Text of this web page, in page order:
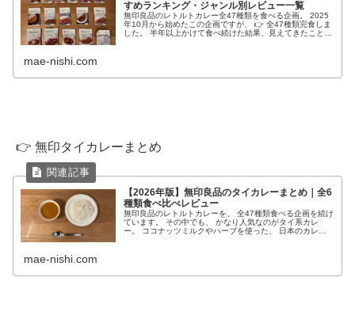
すめランキング・ジャンル別レビュー一覧
無印良品のレトルトカレー全47種類を食べる企画。 2025
年10月から始めたこの企画ですが、 👉 全47種類完食しま
した。 半年以上かけて食べ続けた結果、見えてきたことが
mae-nishi.com
👉 無印タイカレーまとめ
【2026年版】無印良品のタイカレーまとめ｜全6
種類食べ比べレビュー
無印良品のレトルトカレーを、 全47種類食べる企画を続け
ています。 その中でも、 かなり人気なのがタイ系カレ
ー。 ココナッツミルクやハーブを使った、 日本のカレー
mae-nishi.com